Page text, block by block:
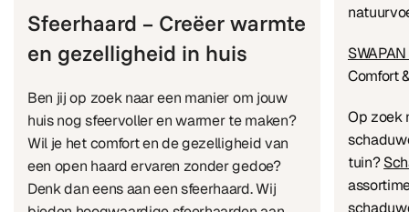
Sfeerhaard – Creëer warmte
en gezelligheid in huis
Ben jij op zoek naar een manier om jouw
huis nog sfeervoller en warmer te maken?
Wil je het comfort en de gezelligheid van
een open haard ervaren zonder gedoe?
Denk dan eens aan een sfeerhaard. Wij
Comfort
Op zoek
tuin?